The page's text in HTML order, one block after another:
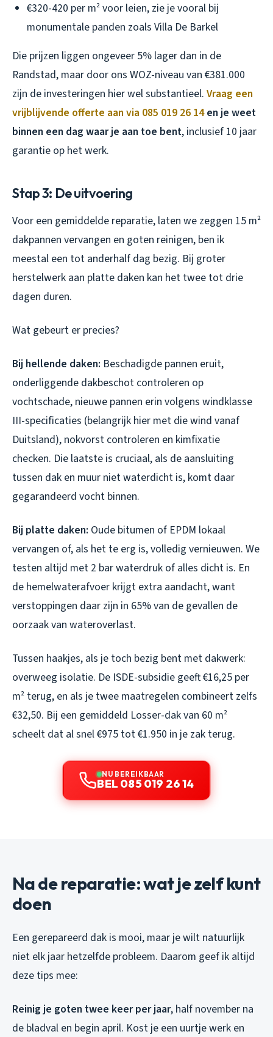
€320-420 per m² voor leien, zie je vooral bij
monumentale panden zoals Villa De Barkel
Die prijzen liggen ongeveer 5% lager dan in de
Randstad, maar door ons WOZ-niveau van €381.000
zijn de investeringen hier wel substantieel. Vraag een
vrijblijvende offerte aan via 085 019 26 14en je weet
binnen een dag waar je aan toe bent, inclusief 10 jaar
garantie op het werk.
Stap 3: De uitvoering
Voor een gemiddelde reparatie, laten we zeggen 15 m²
dakpannen vervangen en goten reinigen, ben ik
meestal een tot anderhalf dag bezig. Bij groter
herstelwerk aan platte daken kan het twee tot drie
dagen duren.
Wat gebeurt er precies?
Bij hellende daken: Beschadigde pannen eruit,
onderliggende dakbeschot controleren op
vochtschade, nieuwe pannen erin volgens windklasse
III-specificaties (belangrijk hier met die wind vanaf
Duitsland), nokvorst controleren en kimfixatie
checken. Die laatste is cruciaal, als de aansluiting
tussen dak en muur niet waterdicht is, komt daar
gegarandeerd vocht binnen.
Bij platte daken: Oude bitumen of EPDM lokaal
vervangen of, als het te erg is, volledig vernieuwen. We
testen altijd met 2 bar waterdruk of alles dicht is. En
de hemelwaterafvoer krijgt extra aandacht, want
verstoppingen daar zijn in 65% van de gevallen de
oorzaak van wateroverlast.
Tussen haakjes, als je toch bezig bent met dakwerk:
overweeg isolatie. De ISDE-subsidie geeft €16,25 per
m² terug, en als je twee maatregelen combineert zelfs
€32,50. Bij een gemiddeld Losser-dak van 60 m²
scheelt dat al snel €975 tot €1.950 in je zak terug.
NU BEREIKBAAR
BEL 085 019 26 14
Na de reparatie: wat je zelf kunt
doen
Een gerepareerd dak is mooi, maar je wilt natuurlijk
niet elk jaar hetzelfde probleem. Daarom geef ik altijd
deze tips mee:
Reinig je goten twee keer per jaar, half november na
de bladval en begin april. Kost je een uurtje werk en